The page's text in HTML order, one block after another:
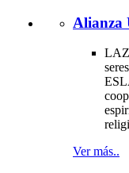
Alianza
Ver más..